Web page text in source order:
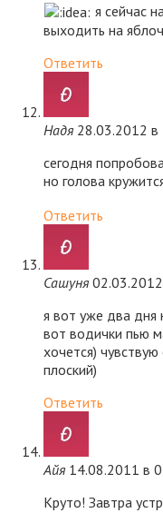
я сейчас
выходить на
Ответить
Надя 28.03.2012 в
сегодня
но голова
Ответить
Сашуня
я вот уже два дня
вот водички пью
хочется)
плоский)
Ответить
Айя 14.08.2011 в
Круто! Завтра